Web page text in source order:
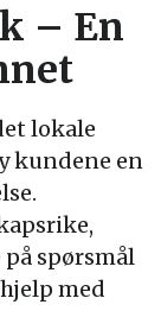
– En
lokale
kundene en
spørsmål
med